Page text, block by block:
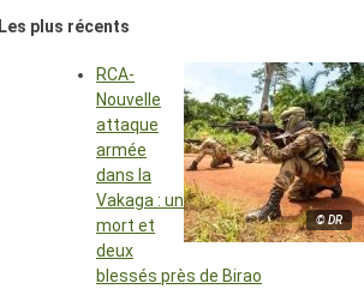
Les plus récents
© DR
RCA-
Nouvelle
attaque
armée
dans la
Vakaga : un
mort et
deux
blessés près de Birao